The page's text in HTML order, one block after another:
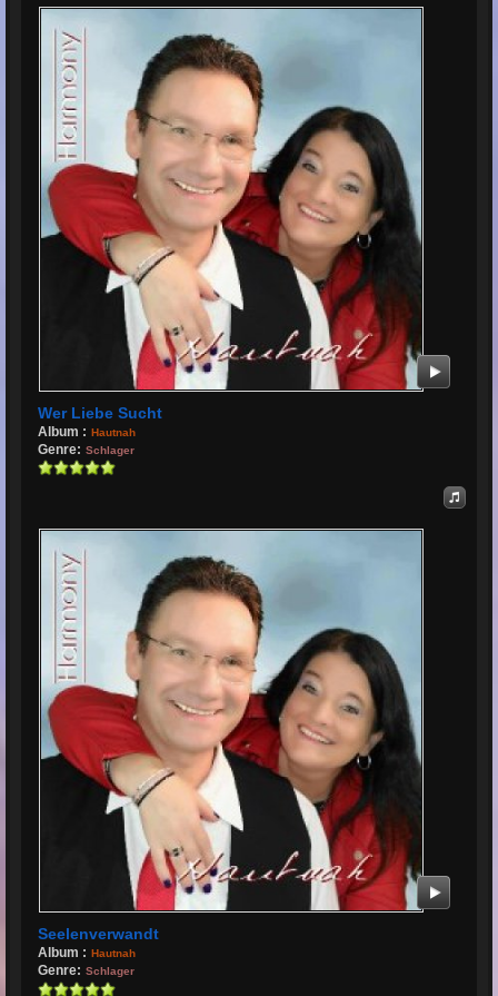
Wer Liebe Sucht
Album : Hautnah
Genre: Schlager
Seelenverwandt
Album : Hautnah
Genre: Schlager